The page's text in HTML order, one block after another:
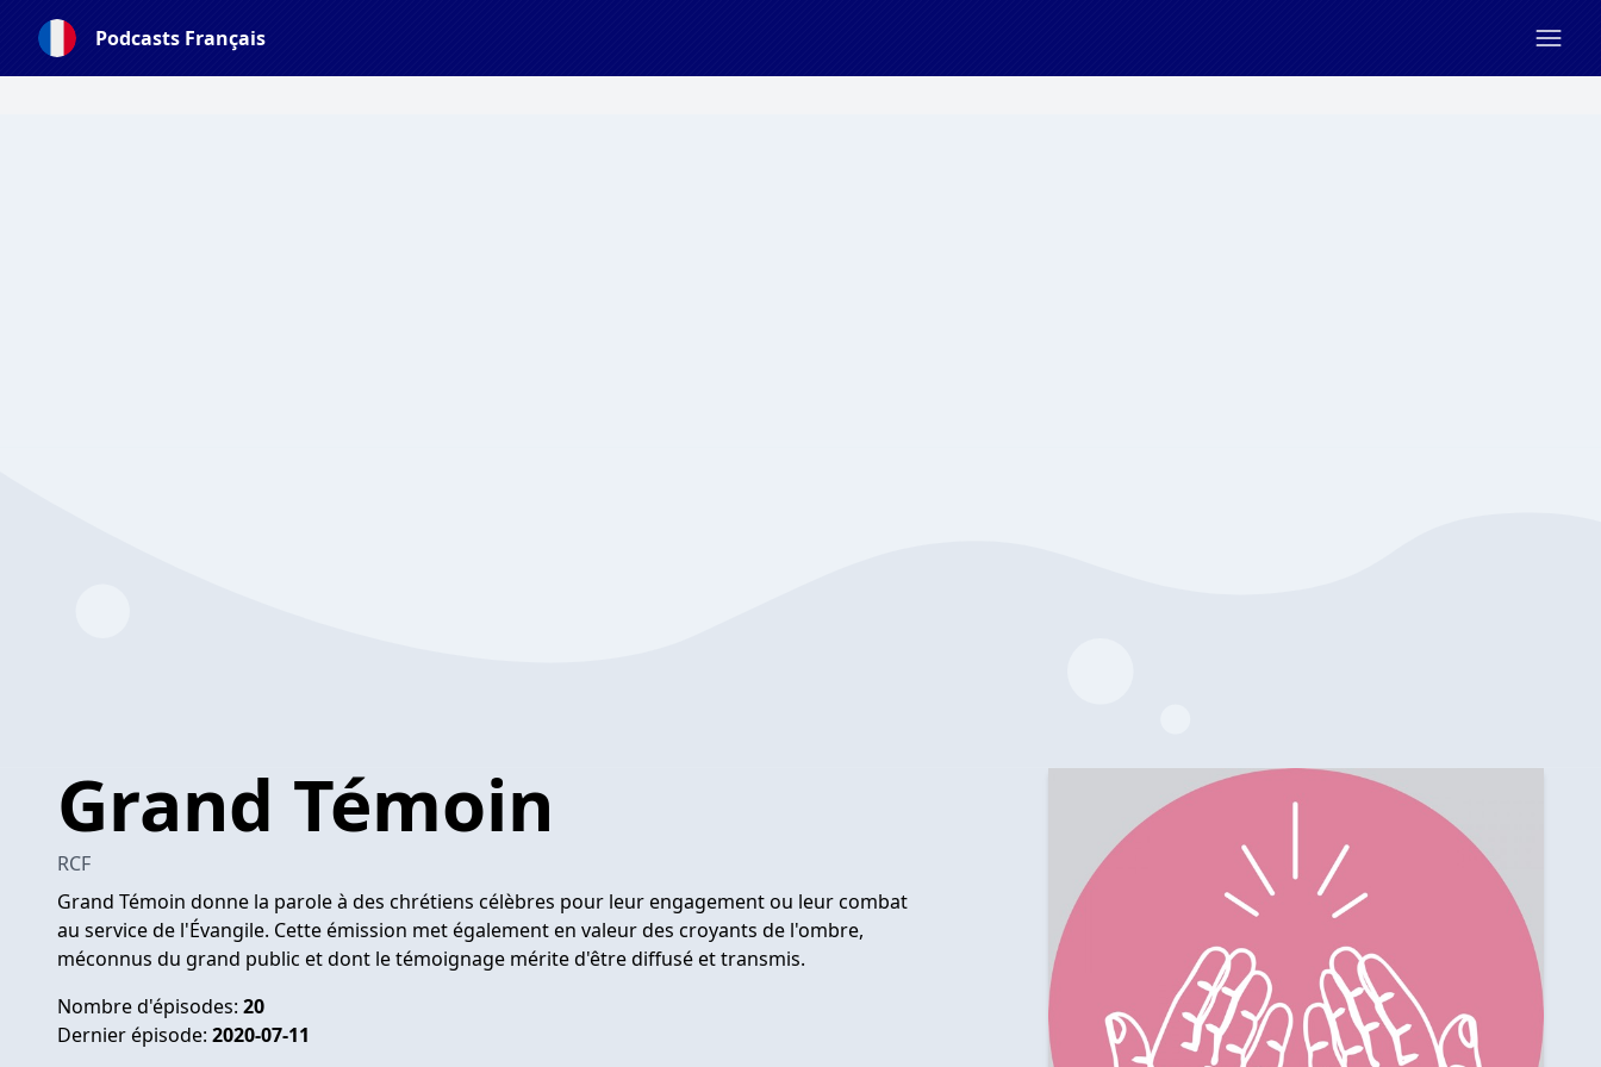
Podcasts Français
Grand Témoin
RCF
Grand Témoin donne la parole à des chrétiens célèbres pour leur engagement ou leur combat
au service de l'Évangile. Cette émission met également en valeur des croyants de l'ombre,
méconnus du grand public et dont le témoignage mérite d'être diffusé et transmis.
Nombre d'épisodes: 20
Dernier épisode: 2020-07-11